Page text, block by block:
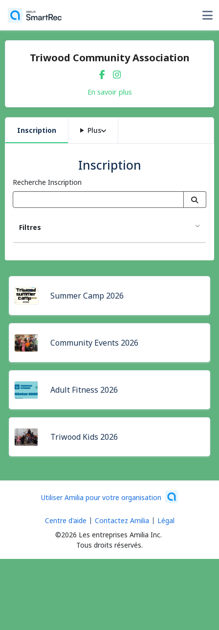
Triwood Community Association
En savoir plus
Inscription Plus
Inscription
Recherche Inscription
Filtres
Summer Camp 2026
Community Events 2026
Adult Fitness 2026
Triwood Kids 2026
Utiliser Amilia pour votre organisation
©2026 Les entreprises Amilia Inc.
Tous droits réservés.
Centre d'aide Contactez Amilia Légal